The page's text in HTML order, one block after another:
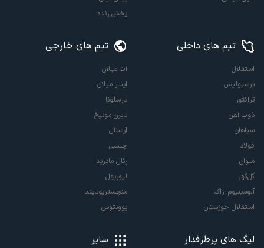
پخش زنده
تیم های داخلی
استقلال
پرسپولیس
تراکتور
ذوب آهن
سپاهان
فولاد
ملوان
گل‌گهر
آلومینیوم اراک
استقلال خوزستان
تیم های خارجی
آث میلان
اینتر میلان
بارسلونا
بایرن مونیخ
آرسنال
چلسی
رئال مادرید
لیورپول
منچستریونایتد
یوونتوس
لیگ های پرطرفدار سایر